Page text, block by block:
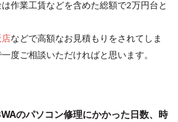
作業工賃などを含めた総額で2万円台と
などで高額なお見積もりをされてしま
度ご相談いただければと思います。
のパソコン修理にかかった日数、時